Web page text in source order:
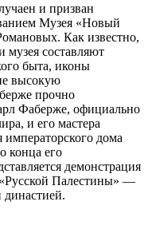
и призван
Музея «Новый
Как известно,
составляют
быта, иконы
высокую
прочно
Фаберже, официально
и его мастера
императорского дома
конца его
демонстрация
Палестины» —
династией.